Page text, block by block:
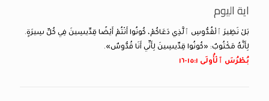
اية اليوم
بَلْ نَظِيرَ ٱلْقُدُّوسِ ٱلَّذِي دَعَاكُمْ، كُونُوا أَنْتُمْ أَيْضًا قِدِّيسِينَ فِي كُلِّ سِيرَةٍ.
لِأَنَّهُ مَكْتُوبٌ: «كُونُوا قِدِّيسِينَ لِأَنِّي أَنَا قُدُّوسٌ».
بُطْرُسَ ٱلْأُولَى ١:‏١٥-‏١٦